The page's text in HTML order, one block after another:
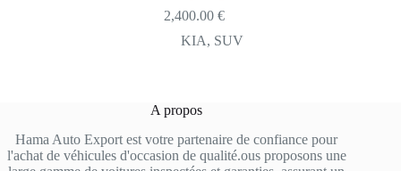
2,400.00€
KIA, SUV
A propos
Hama Auto Export est votre partenaire de confiance pour
l'achat de véhicules d'occasion de qualité.ous proposons une